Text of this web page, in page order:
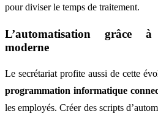
pour diviser le temps de traitement.
L’automatisation grâce
moderne
Le secrétariat profite aussi de cette
programmation informatique
les employés. Créer des scripts